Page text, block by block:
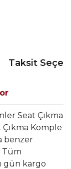
Taksit
Seat Çıkma
Çıkma Komple
benzer
gün kargo